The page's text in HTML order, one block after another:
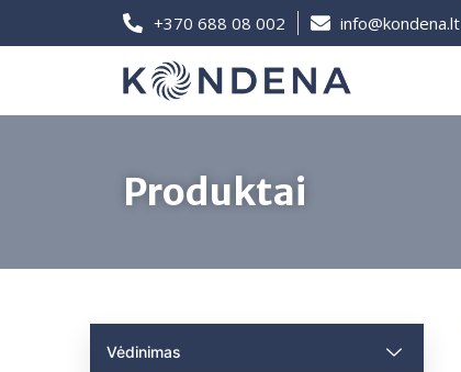
+370 688 08 002 info@kondena.lt
Produktai
Vėdinimas